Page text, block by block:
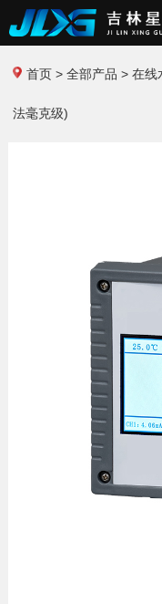
首页> 全部产品 > 在线
法毫克级)